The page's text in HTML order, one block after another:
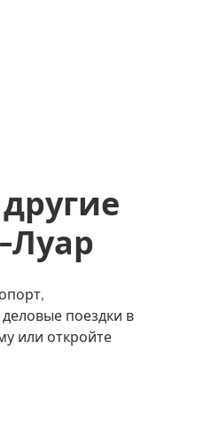
Луар
поездки в
или откройте